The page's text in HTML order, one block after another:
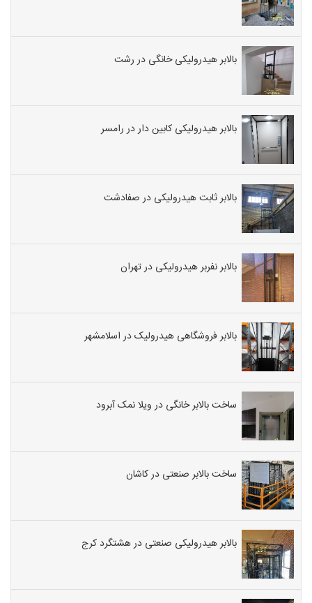
بالابر هیدرولیکی خانگی در رشت
بالابر هیدرولیکی کابین دار در رامسر
بالابر ثابت هیدرولیکی در صفادشت
بالابر نفربر هیدرولیکی در تهران
بالابر فروشگاهی هیدرولیک در اسلامشهر
ساخت بالابر خانگی در ویلا نمک آبرود
ساخت بالابر صنعتی در کاشان
بالابر هیدرولیکی صنعتی در هشتگرد کرج